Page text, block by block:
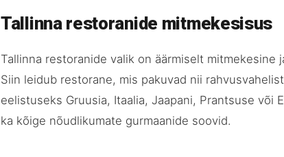
Tallinna restoranide mitmekesisus
Tallinna restoranide valik on äärmiselt
Siin leidub restorane, mis pakuvad nii
eelistuseks Gruusia, Itaalia, Jaapani, Prantsuse või
ka kõige nõudlikumate gurmaanide soovid.